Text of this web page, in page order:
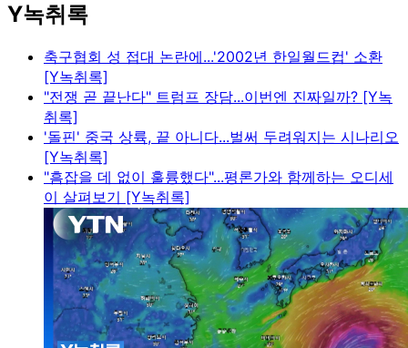
Y녹취록
축구협회 성 접대 논란에...'2002년 한일월드컵' 소환
[Y녹취록]
"전쟁 곧 끝난다" 트럼프 장담...이번엔 진짜일까? [Y녹
취록]
'돌핀' 중국 상륙, 끝 아니다...벌써 두려워지는 시나리오
[Y녹취록]
"흠잡을 데 없이 훌륭했다"...평론가와 함께하는 오디세
이 살펴보기 [Y녹취록]